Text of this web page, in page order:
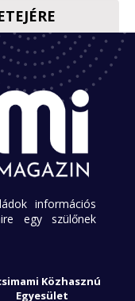
információs
egy szülőnek
Közhasznú
Egyesület